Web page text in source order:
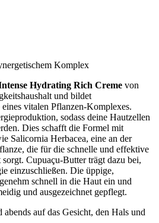
Komplex
Hydrating Rich Creme von
und bildet
vitalen Pflanzen-Komplexes.
sodass deine Hautzellen
Dies schafft die Formel mit
Salicornia Herbacea, eine an der
die für die schnelle und effektive
Cupuaçu-Butter trägt dazu bei,
einzuschließen. Die üppige,
schnell in die Haut ein und
und ausgezeichnet gepflegt.
abends auf das Gesicht, den Hals und